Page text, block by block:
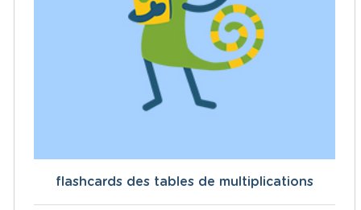
flashcards des tables de multiplications